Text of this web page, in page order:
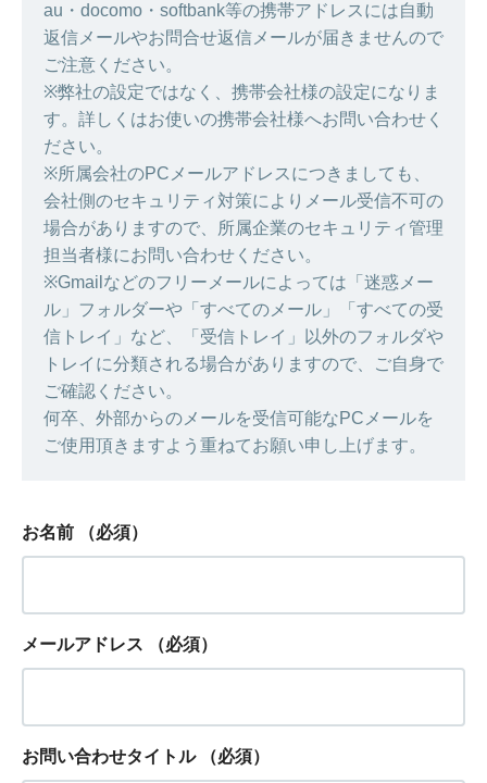
au・docomo・softbank等の携帯アドレスには自動
返信メールやお問合せ返信メールが届きませんので
ご注意ください。
※弊社の設定ではなく、携帯会社様の設定になりま
す。詳しくはお使いの携帯会社様へお問い合わせく
ださい。
※所属会社のPCメールアドレスにつきましても、
会社側のセキュリティ対策によりメール受信不可の
場合がありますので、所属企業のセキュリティ管理
担当者様にお問い合わせください。
※Gmailなどのフリーメールによっては「迷惑メー
ル」フォルダーや「すべてのメール」「すべての受
信トレイ」など、「受信トレイ」以外のフォルダや
トレイに分類される場合がありますので、ご自身で
ご確認ください。
何卒、外部からのメールを受信可能なPCメールを
ご使用頂きますよう重ねてお願い申し上げます。
お名前 （必須）
メールアドレス （必須）
お問い合わせタイトル （必須）